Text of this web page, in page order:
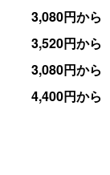
3,080円から
3,520円から
3,080円から
4,400円から